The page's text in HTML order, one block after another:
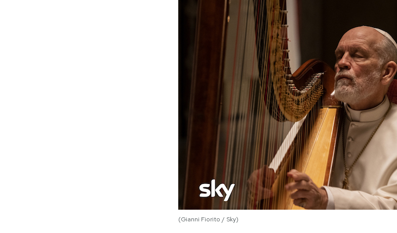
(Gianni Fiorito / Sky)